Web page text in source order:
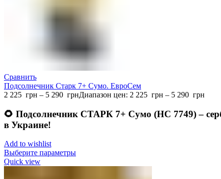
Сравнить
Подсолнечник Старк 7+ Сумо. ЕвроСем
2 225 грн – 5 290 грнДиапазон цен: 2 225 грн – 5 290 грн
🌻 Подсолнечник СТАРК 7+ Сумо (НС 7749) –
в Украине!
Add to wishlist
Выберите параметры
Quick view